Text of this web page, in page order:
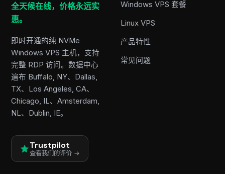
全天候在线，价格永远实
惠。
即时开通的纯 NVMe
Windows VPS 主机，支持
完整 RDP 访问。数据中心
遍布 Buffalo, NY、Dallas,
TX、Los Angeles, CA、
Chicago, IL、Amsterdam,
NL、Dublin, IE。
Trustpilot
查看我们的评价 →
Windows VPS 套餐
Linux VPS
产品特性
常见问题